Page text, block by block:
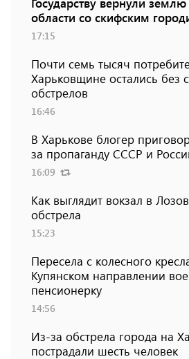
области со скифским
17:15
Почти семь тысяч
Харьковщине остались без
обстрелов
16:46
В Харькове блогер
за пропаганду СССР и
16:09
Как выглядит вокзал в
обстрела
15:23
Пересела с колесного
Купянском направлении
пенсионерку
14:56
Из-за обстрела города на
пострадали шесть человек